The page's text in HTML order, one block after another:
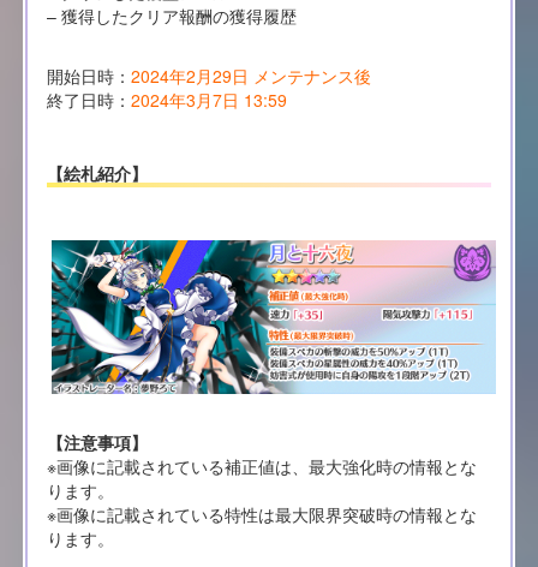
– 獲得したクリア報酬の獲得履歴
開始日時： 2024年2月29日 メンテナンス後
終了日時： 2024年3月7日 13:59
【絵札紹介】
【注意事項】
※画像に記載されている補正値は、最大強化時の情報とな
ります。
※画像に記載されている特性は最大限界突破時の情報とな
ります。